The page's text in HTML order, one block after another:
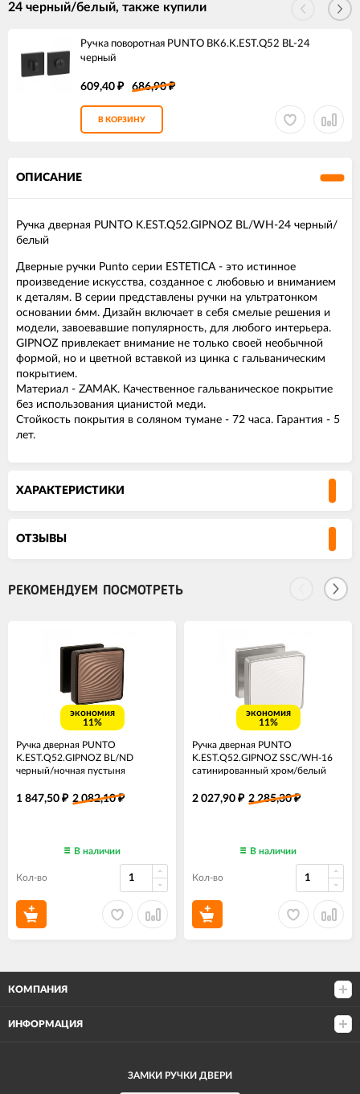
24 черный/белый, также купили
Ручка поворотная PUNTO BK6.K.EST.Q52 BL-24
черный
609,40 ₽ 686,90₽
В КОРЗИНУ
ОПИСАНИЕ
Ручка дверная PUNTO K.EST.Q52.GIPNOZ BL/WH-24 черный/
белый
Дверные ручки Punto серии ESTETICA - это истинное
произведение искусства, созданное с любовью и вниманием
к деталям. В серии представлены ручки на ультратонком
основании 6мм. Дизайн включает в себя смелые решения и
модели, завоевавшие популярность, для любого интерьера.
GIPNOZ привлекает внимание не только своей необычной
формой, но и цветной вставкой из цинка с гальваническим
покрытием.
Материал - ZAMAK. Качественное гальваническое покрытие
без использования цианистой меди.
Стойкость покрытия в соляном тумане - 72 часа. Гарантия - 5
лет.
ХАРАКТЕРИСТИКИ
ОТЗЫВЫ
РЕКОМЕНДУЕМ ПОСМОТРЕТЬ
экономия
11%
Ручка дверная PUNTO
K.EST.Q52.GIPNOZ BL/ND
черный/ночная пустыня
1 847,50 ₽ 2 082,10₽
В наличии
Кол-во
экономия
11%
Ручка дверная PUNTO
K.EST.Q52.GIPNOZ SSC/WH-16
сатинированный хром/белый
2 027,90 ₽ 2 285,30₽
В наличии
Кол-во
КОМПАНИЯ
ИНФОРМАЦИЯ
ЗАМКИ РУЧКИ ДВЕРИ